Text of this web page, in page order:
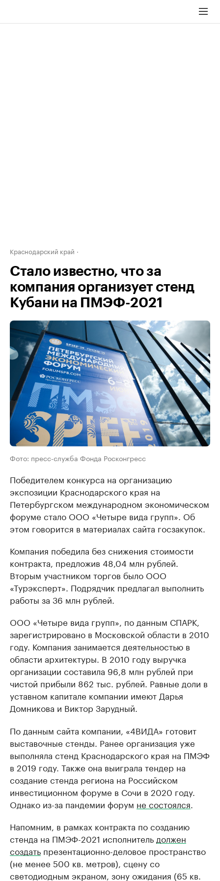
Краснодарский край
Стало известно, что за
компания организует стенд
Кубани на ПМЭФ-2021
Фото: пресс-служба Фонда Росконгресс
Победителем конкурса на организацию
экспозиции Краснодарского края на
Петербургском международном экономическом
форуме стало ООО «Четыре вида групп». Об
этом говорится в материалах сайта госзакупок.
Компания победила без снижения стоимости
контракта, предложив 48,04 млн рублей.
Вторым участником торгов было ООО
«Турэксперт». Подрядчик предлагал выполнить
работы за 36 млн рублей.
ООО «Четыре вида групп», по данным СПАРК,
зарегистрировано в Московской области в 2010
году. Компания занимается деятельностью в
области архитектуры. В 2010 году выручка
организации составила 96,8 млн рублей при
чистой прибыли 862 тыс. рублей. Равные доли в
уставном капитале компании имеют Дарья
Домникова и Виктор Зарудный.
По данным сайта компании, «4ВИДА» готовит
выставочные стенды. Ранее организация уже
выполняла стенд Краснодарского края на ПМЭФ
в 2019 году. Также она выиграла тендер на
создание стенда региона на Российском
инвестиционном форуме в Сочи в 2020 году.
Однако из-за пандемии форум не состоялся
Напомним, в рамках контракта по созданию
стенда на ПМЭФ-2021 исполнитель должен
создать презентационно-деловое пространство
(не менее 500 кв. метров), сцену со
светодиодным экраном, зону ожидания (65 кв.